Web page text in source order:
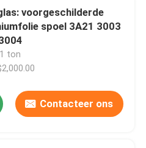
voorgeschilderde
spoel 3A21 3003
ton
Contacteer ons